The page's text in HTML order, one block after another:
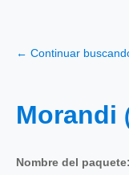
← Continuar
Morandi
Nombre del paquete: